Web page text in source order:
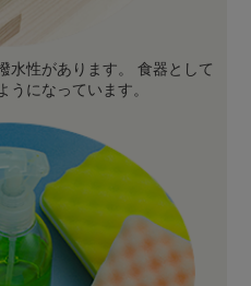
水性があります。 食器として
になっています。